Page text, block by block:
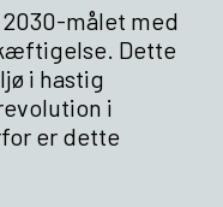
2030-målet med
Dette
i hastig
i
er dette